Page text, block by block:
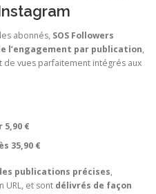
abonnés, SOS Followers
l’engagement par publication,
de vues parfaitement intégrés aux
€
35,90 €
publications précises,
URL, et sont délivrés de façon